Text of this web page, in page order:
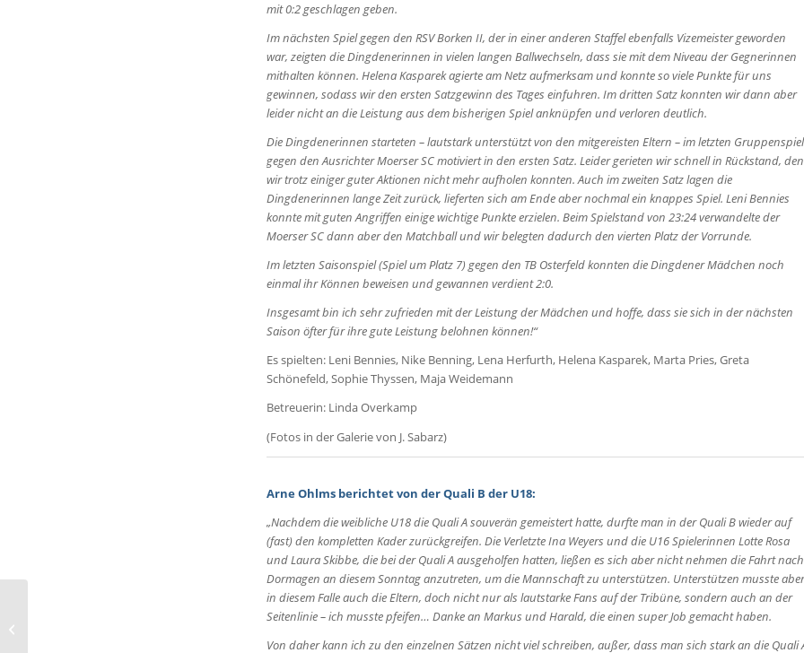
mit 0:2 geschlagen geben.
Im nächsten Spiel gegen den RSV Borken II, der in einer anderen Staffel ebenfalls Vizemeister geworden
war, zeigten die Dingdenerinnen in vielen langen Ballwechseln, dass sie mit dem Niveau der Gegnerinnen
mithalten können. Helena Kasparek agierte am Netz aufmerksam und konnte so viele Punkte für uns
gewinnen, sodass wir den ersten Satzgewinn des Tages einfuhren. Im dritten Satz konnten wir dann aber
leider nicht an die Leistung aus dem bisherigen Spiel anknüpfen und verloren deutlich.
Die Dingdenerinnen starteten – lautstark unterstützt von den mitgereisten Eltern – im letzten Gruppenspiel
gegen den Ausrichter Moerser SC motiviert in den ersten Satz. Leider gerieten wir schnell in Rückstand, den
wir trotz einiger guter Aktionen nicht mehr aufholen konnten. Auch im zweiten Satz lagen die
Dingdenerinnen lange Zeit zurück, lieferten sich am Ende aber nochmal ein knappes Spiel. Leni Bennies
konnte mit guten Angriffen einige wichtige Punkte erzielen. Beim Spielstand von 23:24 verwandelte der
Moerser SC dann aber den Matchball und wir belegten dadurch den vierten Platz der Vorrunde.
Im letzten Saisonspiel (Spiel um Platz 7) gegen den TB Osterfeld konnten die Dingdener Mädchen noch
einmal ihr Können beweisen und gewannen verdient 2:0.
Insgesamt bin ich sehr zufrieden mit der Leistung der Mädchen und hoffe, dass sie sich in der nächsten
Saison öfter für ihre gute Leistung belohnen können!“
Es spielten: Leni Bennies, Nike Benning, Lena Herfurth, Helena Kasparek, Marta Pries, Greta
Schönefeld, Sophie Thyssen, Maja Weidemann
Betreuerin: Linda Overkamp
(Fotos in der Galerie von J. Sabarz)
Arne Ohlms berichtet von der Quali B der U18:
„Nachdem die weibliche U18 die Quali A souverän gemeistert hatte, durfte man in der Quali B wieder auf
(fast) den kompletten Kader zurückgreifen. Die Verletzte Ina Weyers und die U16 Spielerinnen Lotte Rosa
und Laura Skibbe, die bei der Quali A ausgeholfen hatten, ließen es sich aber nicht nehmen die Fahrt nach
Dormagen an diesem Sonntag anzutreten, um die Mannschaft zu unterstützen. Unterstützen musste aber
in diesem Falle auch die Eltern, doch nicht nur als lautstarke Fans auf der Tribüne, sondern auch an der
Seitenlinie – ich musste pfeifen… Danke an Markus und Harald, die einen super Job gemacht haben.
Von daher kann ich zu den einzelnen Sätzen nicht viel schreiben, außer, dass man sich stark an die Quali